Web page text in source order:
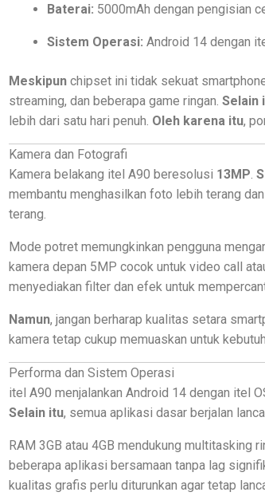
Baterai: 5000mAh dengan pengisian
Sistem Operasi: Android 14 dengan
Meskipunchipset ini tidak sekuat
streaming, dan beberapa game ringan. Selain
lebih dari satu hari penuh. Oleh karena itu,
Kamera dan Fotografi
Kamera belakang itel A90 beresolusi 13MP
membantu menghasilkan foto lebih terang
terang.
Mode potret memungkinkan pengguna
kamera depan 5MP cocok untuk video call
menyediakan filter dan efek untuk
Namun, jangan berharap kualitas setara
kamera tetap cukup memuaskan untuk
Performa dan Sistem Operasi
itel A90 menjalankan Android 14 dengan itel
Selain itu, semua aplikasi dasar berjalan
RAM 3GB atau 4GB mendukung multitasking
beberapa aplikasi bersamaan tanpa lag
kualitas grafis perlu diturunkan agar tetap